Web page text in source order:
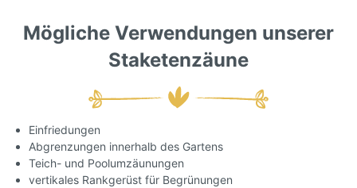
Mögliche Verwendungen unserer
Staketenzäune
Einfriedungen
Abgrenzungen innerhalb des Gartens
Teich- und Poolumzäunungen
vertikales Rankgerüst für Begrünungen